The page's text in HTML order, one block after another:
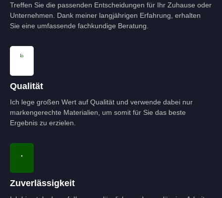
Treffen Sie die passenden Entscheidungen für Ihr Zuhause oder
Unternehmen. Dank meiner langjährigen Erfahrung, erhalten
Sie eine umfassende fachkundige Beratung.
Qualität
Ich lege großen Wert auf Qualität und verwende dabei nur
markengerechte Materialien, um somit für Sie das beste
Ergebnis zu erzielen.
Zuverlässigkeit